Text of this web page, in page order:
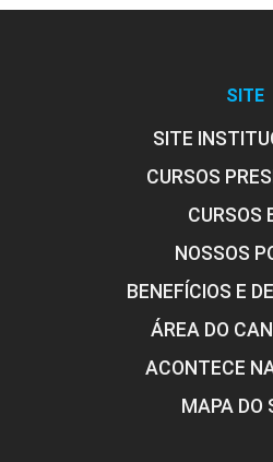
SITE
SITE
CURSOS
CURSOS
NOSSOS
BENEFÍCIOS E
ÁREA DO
ACONTECE
MAPA DO